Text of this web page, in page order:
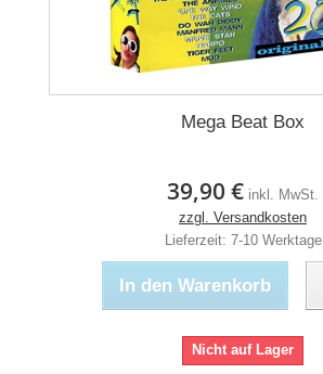
Mega Beat Box
39,90 € inkl. MwSt.
zzgl. Versandkosten
Lieferzeit: 7-10 Werktage
In den Warenkorb
Nicht auf Lager